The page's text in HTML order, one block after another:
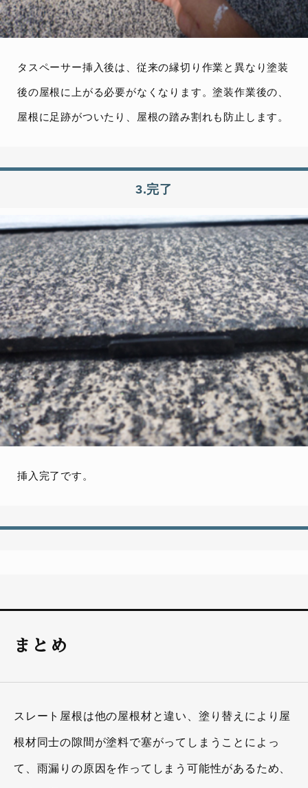
タスペーサー挿入後は、従来の縁切り作業と異なり塗装
後の屋根に上がる必要がなくなります。塗装作業後の、
屋根に足跡がついたり、屋根の踏み割れも防止します。
3.完了
挿入完了です。
まとめ
スレート屋根は他の屋根材と違い、塗り替えにより屋
根材同士の隙間が塗料で塞がってしまうことによっ
て、雨漏りの原因を作ってしまう可能性があるため、